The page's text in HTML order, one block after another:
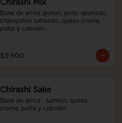
Chirashi Mix
Base de arroz gohan, pollo apanado,
champiñón salteado, queso crema,
palta y cebollín.
$9.900
Chirashi Sake
Base de arroz , salmón, queso
crema, palta y cebollín